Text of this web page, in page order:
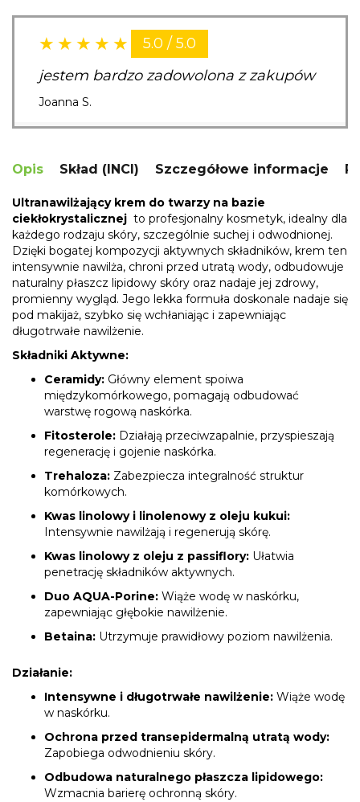
5.0 / 5.0
jestem bardzo zadowolona z zakupów
Joanna S.
Opis Skład (INCI) Szczegółowe informacje
Ultranawilżający krem do twarzy na bazie
ciekłokrystalicznej to profesjonalny kosmetyk, idealny dla
każdego rodzaju skóry, szczególnie suchej i odwodnionej.
Dzięki bogatej kompozycji aktywnych składników, krem ten
intensywnie nawilża, chroni przed utratą wody, odbudowuje
naturalny płaszcz lipidowy skóry oraz nadaje jej zdrowy,
promienny wygląd. Jego lekka formuła doskonale nadaje się
pod makijaż, szybko się wchłaniając i zapewniając
długotrwałe nawilżenie.
Składniki Aktywne:
Ceramidy: Główny element spoiwa
międzykomórkowego, pomagają odbudować
warstwę rogową naskórka.
Fitosterole: Działają przeciwzapalnie, przyspieszają
regenerację i gojenie naskórka.
Trehaloza: Zabezpiecza integralność struktur
komórkowych.
Kwas linolowy i linolenowy z oleju kukui:
Intensywnie nawilżają i regenerują skórę.
Kwas linolowy z oleju z passiflory: Ułatwia
penetrację składników aktywnych.
Duo AQUA-Porine: Wiąże wodę w naskórku,
zapewniając głębokie nawilżenie.
Betaina: Utrzymuje prawidłowy poziom nawilżenia.
Działanie:
Intensywne i długotrwałe nawilżenie: Wiąże wodę
w naskórku.
Ochrona przed transepidermalną utratą wody:
Zapobiega odwodnieniu skóry.
Odbudowa naturalnego płaszcza lipidowego:
Wzmacnia barierę ochronną skóry.